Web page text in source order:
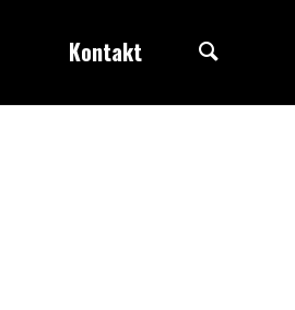
Kontakt